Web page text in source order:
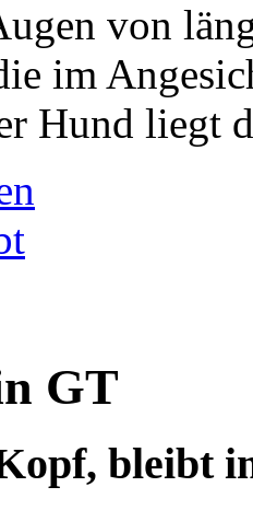
von
im
Hund liegt
GT
bleibt